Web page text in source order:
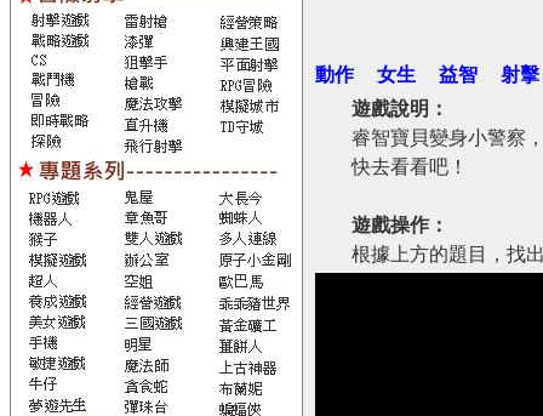
動作 女生 益智
射擊
遊戲說明：
睿智寶貝變身小警察
快去看看吧！
遊戲操作：
根據上方的題目，找